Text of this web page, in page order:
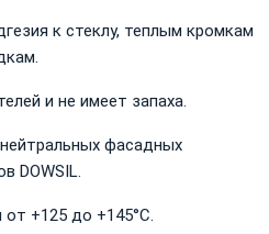
к стеклу, теплым кромкам
и не имеет запаха.
фасадных
DOWSIL.
от +125 до +145°C.